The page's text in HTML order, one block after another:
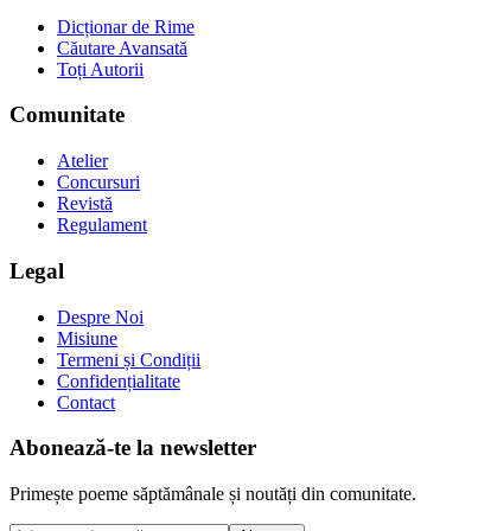
Dicționar de Rime
Căutare Avansată
Toți Autorii
Comunitate
Atelier
Concursuri
Revistă
Regulament
Legal
Despre Noi
Misiune
Termeni și Condiții
Confidențialitate
Contact
Abonează-te la newsletter
Primește poeme săptămânale și noutăți din comunitate.